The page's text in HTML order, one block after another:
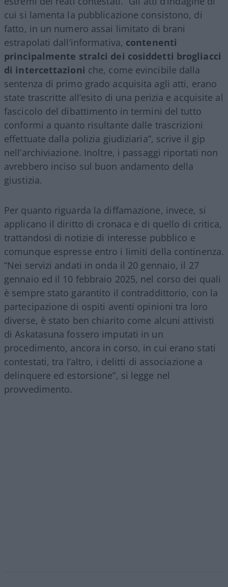
cui si lamenta la pubblicazione consistono, di
fatto, in un numero assai limitato di brani
estrapolati dall’informativa, contenenti
principalmente stralci dei cosiddetti brogliacci
di intercettazioni che, come evincibile dalla
sentenza di primo grado acquisita agli atti, erano
state trascritte all’esito di una perizia e acquisite al
fascicolo del dibattimento in termini del tutto
conformi a quanto risultante dalle trascrizioni
effettuate dalla polizia giudiziaria”, scrive il gip
nell’archiviazione. Inoltre, i passaggi riportati non
avrebbero inciso sul buon andamento della
giustizia.
Per quanto riguarda la diffamazione, invece, si
applicano il diritto di cronaca e di quello di critica,
trattandosi di notizie di interesse pubblico e
comunque espresse entro i limiti della continenza.
“Nei servizi andati in onda il 20 gennaio, il 27
gennaio ed il 10 febbraio 2025, nel corso dei quali
è sempre stato garantito il contraddittorio, con la
partecipazione di ospiti aventi opinioni tra loro
diverse, è stato ben chiarito come alcuni attivisti
di Askatasuna fossero imputati in un
procedimento, ancora in corso, in cui erano stati
contestati, tra l’altro, i delitti di associazione a
delinquere ed estorsione”, si legge nel
provvedimento.